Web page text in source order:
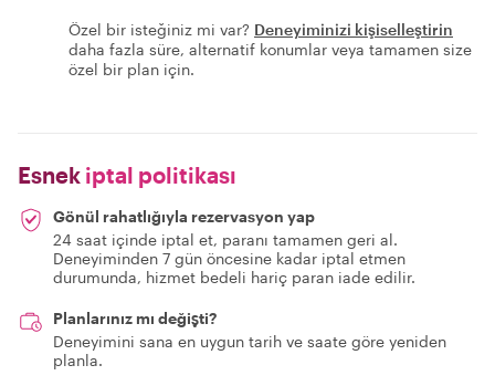
Özel bir isteğiniz mi var? Deneyiminizi kişiselleştirin
daha fazla süre, alternatif konumlar veya tamamen size
özel bir plan için.
Esnek iptal politikası
Gönül rahatlığıyla rezervasyon yap
24 saat içinde iptal et, paranı tamamen geri al.
Deneyiminden 7 gün öncesine kadar iptal etmen
durumunda, hizmet bedeli hariç paran iade edilir.
Planlarınız mı değişti?
Deneyimini sana en uygun tarih ve saate göre yeniden
planla.